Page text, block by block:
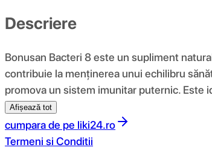
Descriere
Bonusan Bacteri 8 este un supliment
contribuie la menținerea unui echilibru
promova un sistem imunitar puternic. Este
Afișează tot
cumpara de pe liki24.ro
Termeni si Conditii